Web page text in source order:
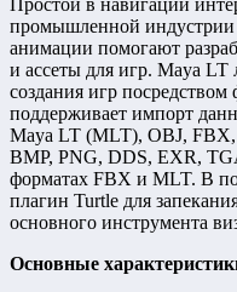
промышленной
анимации помогают
и ассеты для игр. Maya LT
создания игр
поддерживает импорт
Maya LT (MLT), OBJ, FBX,
BMP, PNG, DDS, EXR,
форматах FBX и MLT. В
плагин Turtle для
основного инструмента
Основные